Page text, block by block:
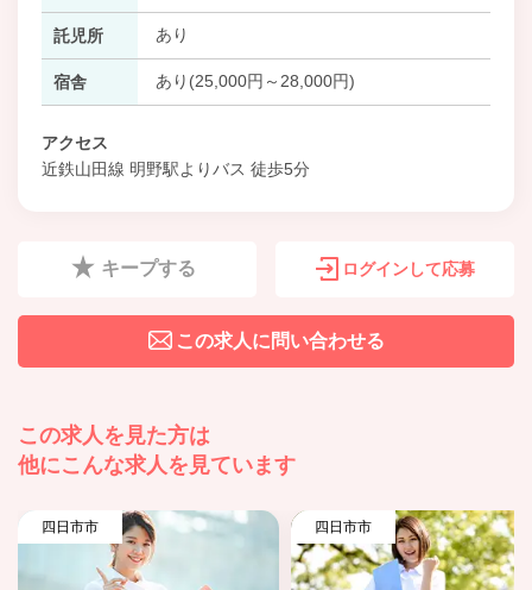
託児所 あり
宿舎 あり(25,000円～28,000円)
アクセス
近鉄山田線 明野駅よりバス 徒歩5分
キープする ログインして応募
この求人に問い合わせる
この求人を見た方は
他にこんな求人を見ています
四日市市 四日市市